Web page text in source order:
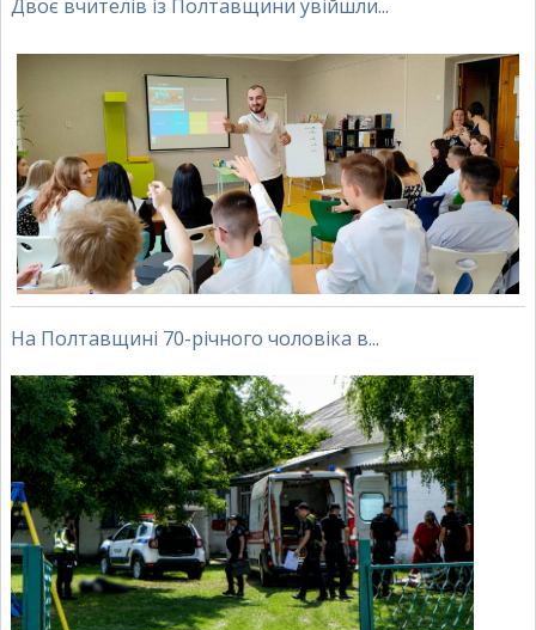
Двоє вчителів із Полтавщини увійшли...
На Полтавщині 70-річного чоловіка в...